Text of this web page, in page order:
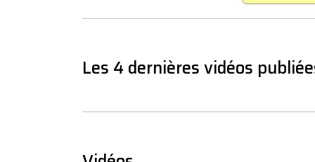
Les 4 dernières vidéos